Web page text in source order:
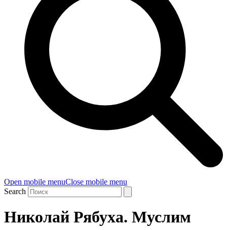
Open mobile menuClose mobile menu
Search
Николай Рябуха. Муслим